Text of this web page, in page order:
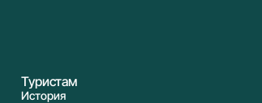
Туристам
История